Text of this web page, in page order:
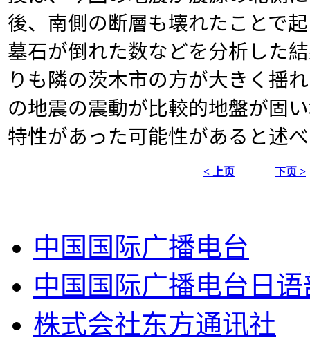
後、南側の断層も壊れたことで
墓石が倒れた数などを分析した
りも隣の茨木市の方が大きく揺
の地震の震動が比較的地盤が固
特性があった可能性があると述
< 上页 下页 >
中国国际广播电台
中国国际广播电台日语
株式会社东方通讯社